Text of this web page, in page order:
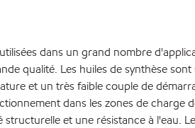
dans un grand nombre
qualité. Les huiles de synthèse
et un très faible couple de
dans les zones de charge
et une résistance à l'eau.